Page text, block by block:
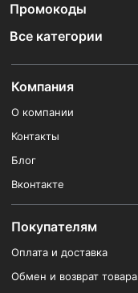
Промокоды
Все категории
Компания
О компании
Контакты
Блог
Вконтакте
Покупателям
Оплата и доставка
Обмен и возврат товара